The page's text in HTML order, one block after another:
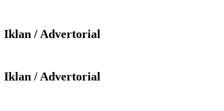
Iklan / Advertorial
Iklan / Advertorial